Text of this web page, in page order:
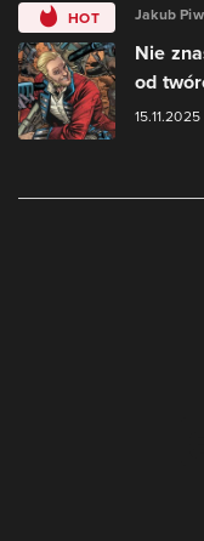
HOT Jakub
Nie
od
15.11.2025